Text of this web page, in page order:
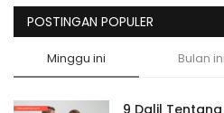
POSTINGAN POPULER
Minggu ini Bulan ini